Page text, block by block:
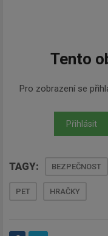
Tento
Pro zobrazení se
Přihlásit
TAGY: BEZPEČNOST
PET HRAČKY